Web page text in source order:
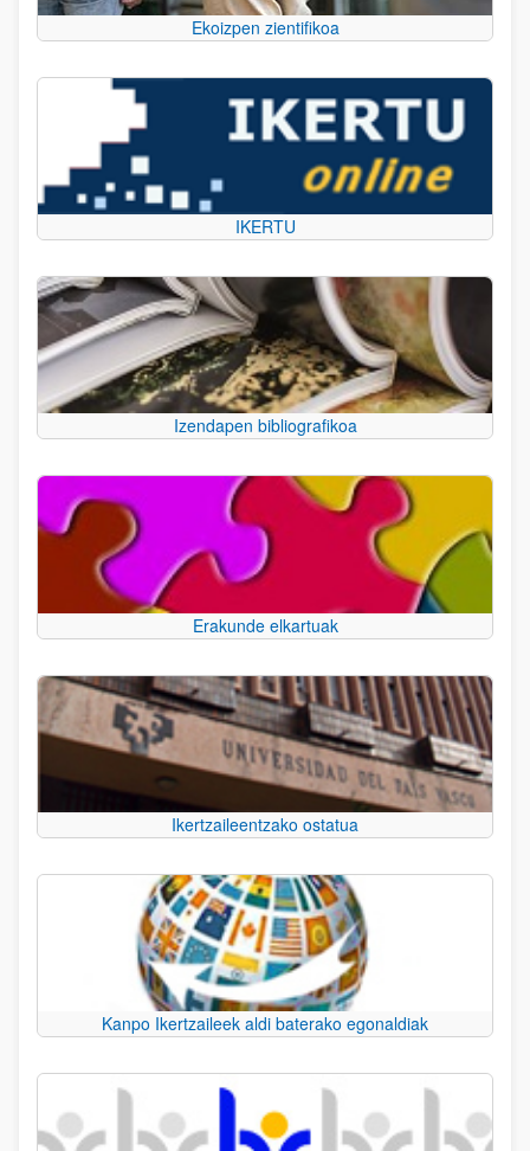
Ekoizpen zientifikoa
IKERTU
Izendapen bibliografikoa
Erakunde elkartuak
Ikertzaileentzako ostatua
Kanpo Ikertzaileek aldi baterako egonaldiak